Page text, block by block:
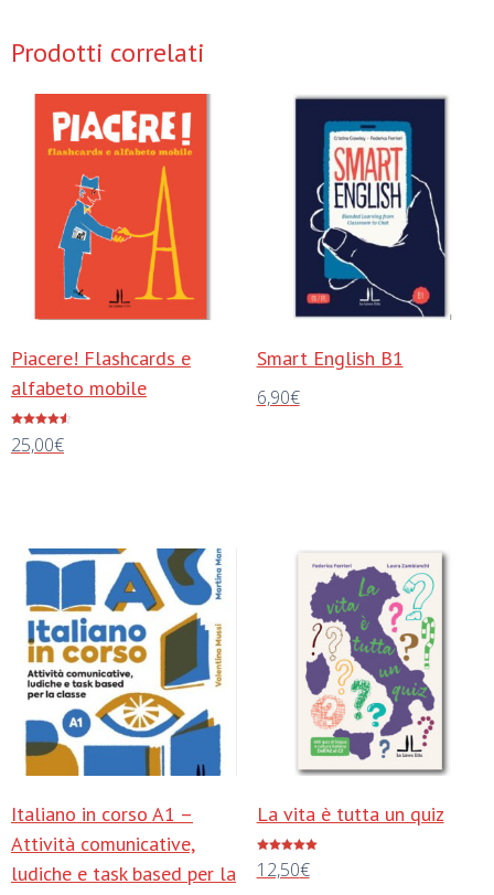
Prodotti correlati
Piacere! Flashcards e
alfabeto mobile
4.50
su 5
25,00€
Smart English B1
6,90€
Italiano in corso A1 –
Attività comunicative,
ludiche e task based per la
La vita è tutta un quiz
5.00
su 5
12,50€